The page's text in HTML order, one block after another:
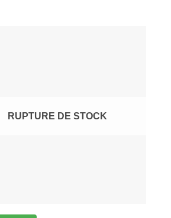
RUPTURE DE STOCK